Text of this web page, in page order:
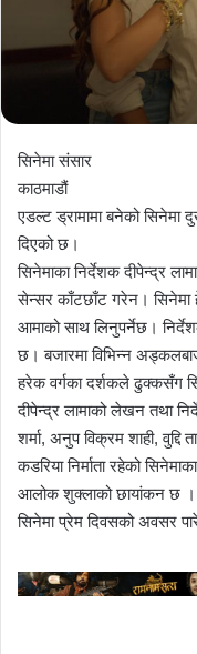
सिनेमा संसार
काठमाडौं
एडल्ट ड्रामामा बनेको सिनेमा
दिएको छ।
सिनेमाका निर्देशक दीपेन्द्र
सेन्सर काँटछाँट गरेन। सिनेमा
आमाको साथ लिनुपर्नेछ।
छ। बजारमा विभिन्न
हरेक वर्गका दर्शकले ढुक्कसँग
दीपेन्द्र लामाको लेखन तथा
शर्मा, अनुप विक्रम शाही,
कडरिया निर्माता रहेको
आलोक शुक्लाको छायांकन छ ।
सिनेमा प्रेम दिवसको अवसर